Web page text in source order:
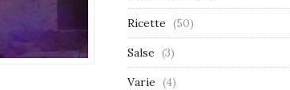
Ricette (50)
Salse (3)
Varie (4)